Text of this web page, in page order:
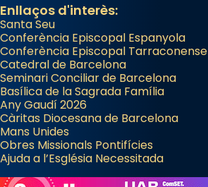
Enllaços d'interès:
Santa Seu
Conferència Episcopal Espanyola
Conferència Episcopal Tarraconense
Catedral de Barcelona
Seminari Conciliar de Barcelona
Basílica de la Sagrada Família
Any Gaudí 2026
Càritas Diocesana de Barcelona
Mans Unides
Obres Missionals Pontifícies
Ajuda a l’Església Necessitada